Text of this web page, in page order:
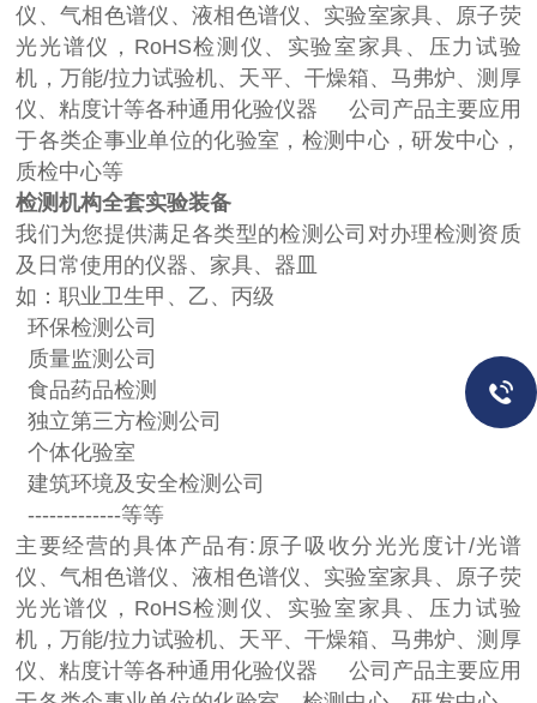
仪、气相色谱仪、液相色谱仪、实验室家具、原子荧
光光谱仪，RoHS检测仪、实验室家具、压力试验
机，万能/拉力试验机、天平、干燥箱、马弗炉、测厚
仪、粘度计等各种通用化验仪器 公司产品主要应用
于各类企事业单位的化验室，检测中心，研发中心，
质检中心等
检测机构全套实验装备
我们为您提供满足各类型的检测公司对办理检测资质
及日常使用的仪器、家具、器皿
如：职业卫生甲、乙、丙级
环保检测公司
质量监测公司
食品药品检测
独立第三方检测公司
个体化验室
建筑环境及安全检测公司
-------------等等
主要经营的具体产品有:原子吸收分光光度计/光谱
仪、气相色谱仪、液相色谱仪、实验室家具、原子荧
光光谱仪，RoHS检测仪、实验室家具、压力试验
机，万能/拉力试验机、天平、干燥箱、马弗炉、测厚
仪、粘度计等各种通用化验仪器 公司产品主要应用